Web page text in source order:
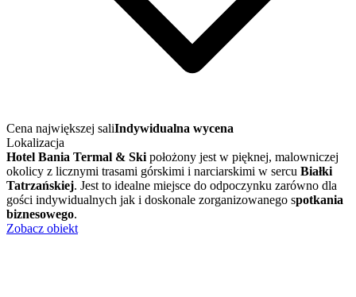
Cena największej saliIndywidualna wycena
Lokalizacja
Hotel Bania Termal & Ski położony jest w pięknej, malowniczej
okolicy z licznymi trasami górskimi i narciarskimi w sercu Białki
Tatrzańskiej. Jest to idealne miejsce do odpoczynku zarówno dla
gości indywidualnych jak i doskonale zorganizowanego spotkania
biznesowego.
Zobacz obiekt